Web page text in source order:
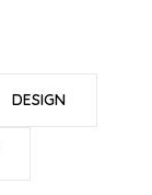
DESIGN